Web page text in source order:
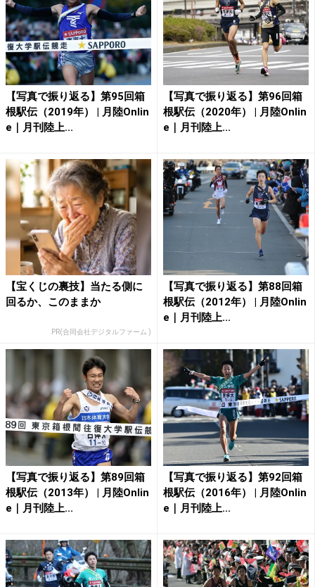
【写真で振り返る】第95回箱
根駅伝（2019年） | 月陸Onlin
e｜月刊陸上...
【写真で振り返る】第96回箱
根駅伝（2020年） | 月陸Onlin
e｜月刊陸上...
【宝くじの裏技】当たる側に
回るか、このままか
PR(合同会社デジタルファーム )
【写真で振り返る】第88回箱
根駅伝（2012年） | 月陸Onlin
e｜月刊陸上...
【写真で振り返る】第89回箱
根駅伝（2013年） | 月陸Onlin
e｜月刊陸上...
【写真で振り返る】第92回箱
根駅伝（2016年） | 月陸Onlin
e｜月刊陸上...